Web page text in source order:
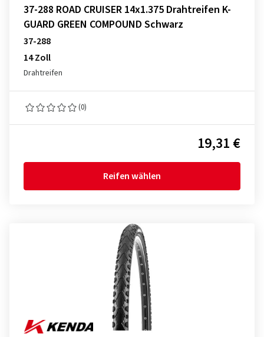
37-288 ROAD CRUISER 14x1.375 Drahtreifen K-
GUARD GREEN COMPOUND Schwarz
37-288
14 Zoll
Drahtreifen
(0)
19,31 €
Reifen wählen